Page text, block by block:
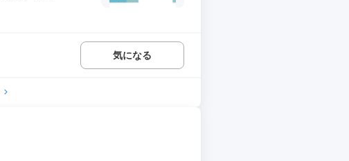
気になる